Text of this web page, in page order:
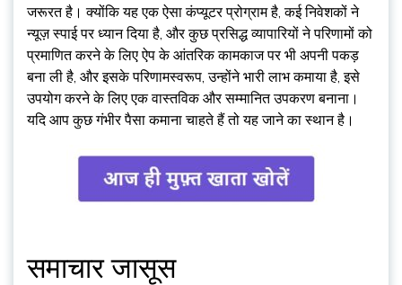
जरूरत है। क्योंकि यह एक ऐसा कंप्यूटर प्रोग्राम है, कई निवेशकों ने
न्यूज़ स्पाई पर ध्यान दिया है, और कुछ प्रसिद्ध व्यापारियों ने परिणामों को
प्रमाणित करने के लिए ऐप के आंतरिक कामकाज पर भी अपनी पकड़
बना ली है, और इसके परिणामस्वरूप, उन्होंने भारी लाभ कमाया है, इसे
उपयोग करने के लिए एक वास्तविक और सम्मानित उपकरण बनाना।
यदि आप कुछ गंभीर पैसा कमाना चाहते हैं तो यह जाने का स्थान है।
समाचार जासूस